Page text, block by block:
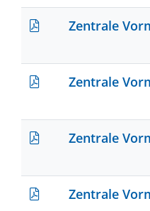
Zentrale
Zentrale
Zentrale
Zentrale